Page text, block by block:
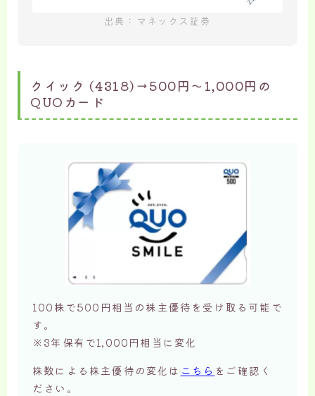
出典：マネックス証券
クイック (4318)→500円～1,000円の
QUOカード
100株で500円相当の株主優待を受け取る可能で
す。
※3年保有で1,000円相当に変化
株数による株主優待の変化は こちら をご確認く
ださい。